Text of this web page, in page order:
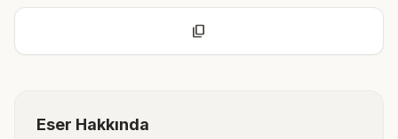
content_copy
Eser Hakkında